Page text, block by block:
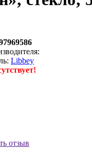
Libbey
отзыв